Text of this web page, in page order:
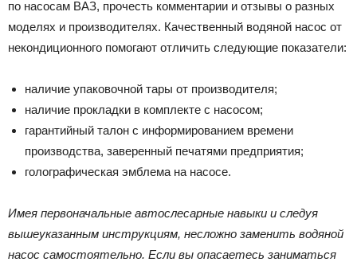
по насосам ВАЗ, прочесть комментарии и отзывы о разных
моделях и производителях. Качественный водяной насос от
некондиционного помогают отличить следующие показатели:
наличие упаковочной тары от производителя;
наличие прокладки в комплекте с насосом;
гарантийный талон с информированием времени
производства, заверенный печатями предприятия;
голографическая эмблема на насосе.
Имея первоначальные автослесарные навыки и следуя
вышеуказанным инструкциям, несложно заменить водяной
насос самостоятельно. Если вы опасаетесь заниматься